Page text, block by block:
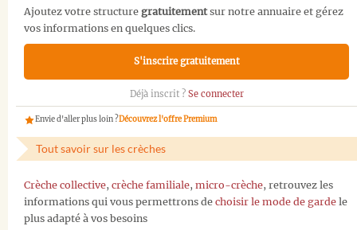
Ajoutez votre structure gratuitementsur notre annuaire et gérez
vos informations en quelques clics.
S'inscrire gratuitement
Déjà inscrit ? Se connecter
Envie d'aller plus loin ?Découvrez l'offre Premium
Tout savoir sur les crèches
Crèche collective, crèche familiale, micro-crèche, retrouvez les
informations qui vous permettrons de choisir le mode de garde le
plus adapté à vos besoins